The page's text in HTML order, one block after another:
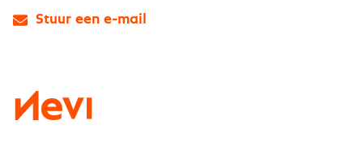
Stuur een e-mail